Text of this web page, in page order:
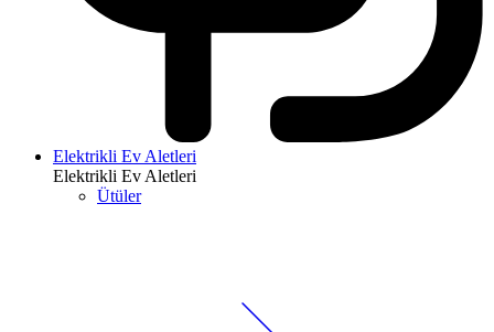
Elektrikli Ev Aletleri
Elektrikli Ev Aletleri
Ütüler